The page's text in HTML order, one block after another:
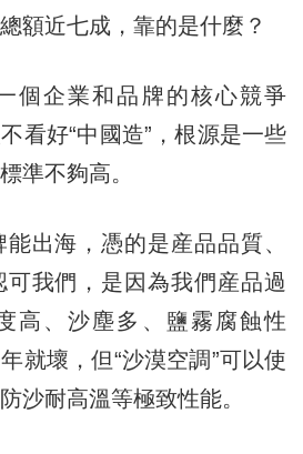
額近七成，靠的是什麼？
企業和品牌的核心競爭
看好“中國造”，根源是一些
準不夠高。
海，憑的是産品品質、
我們，是因為我們産品過
高、沙塵多、鹽霧腐蝕性
就壞，但“沙漠空調”可以使
沙耐高溫等極致性能。